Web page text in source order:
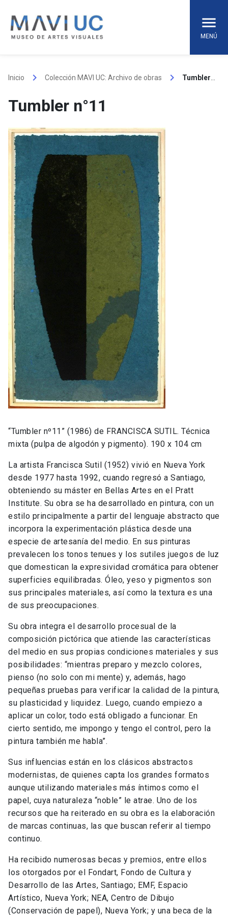
content
MENÚ
Inicio keyboard_arrow_right Colección MAVI UC: Archivo de obras keyboard_arrow_right
Tumbler n°11
“Tumbler nº11” (1986) de FRANCISCA SUTIL. Técnica
mixta (pulpa de algodón y pigmento). 190 x 104 cm
La artista Francisca Sutil (1952) vivió en Nueva York
desde 1977 hasta 1992, cuando regresó a Santiago,
obteniendo su máster en Bellas Artes en el Pratt
Institute. Su obra se ha desarrollado en pintura, con un
estilo principalmente a partir del lenguaje abstracto que
incorpora la experimentación plástica desde una
especie de artesanía del medio. En sus pinturas
prevalecen los tonos tenues y los sutiles juegos de luz
que domestican la expresividad cromática para obtener
superficies equilibradas. Óleo, yeso y pigmentos son
sus principales materiales, así como la textura es una
de sus preocupaciones.
Su obra integra el desarrollo procesual de la
composición pictórica que atiende las características
del medio en sus propias condiciones materiales y sus
posibilidades: “mientras preparo y mezclo colores,
pienso (no solo con mi mente) y, además, hago
pequeñas pruebas para verificar la calidad de la pintura,
su plasticidad y liquidez. Luego, cuando empiezo a
aplicar un color, todo está obligado a funcionar. En
cierto sentido, me impongo y tengo el control, pero la
pintura también me habla”.
Sus influencias están en los clásicos abstractos
modernistas, de quienes capta los grandes formatos
aunque utilizando materiales más íntimos como el
papel, cuya naturaleza “noble” le atrae. Uno de los
recursos que ha reiterado en su obra es la elaboración
de marcas continuas, las que buscan referir al tiempo
continuo.
Ha recibido numerosas becas y premios, entre ellos
los otorgados por el Fondart, Fondo de Cultura y
Desarrollo de las Artes, Santiago; EMF, Espacio
Artístico, Nueva York; NEA, Centro de Dibujo
(Conservación de papel), Nueva York; y una beca de la